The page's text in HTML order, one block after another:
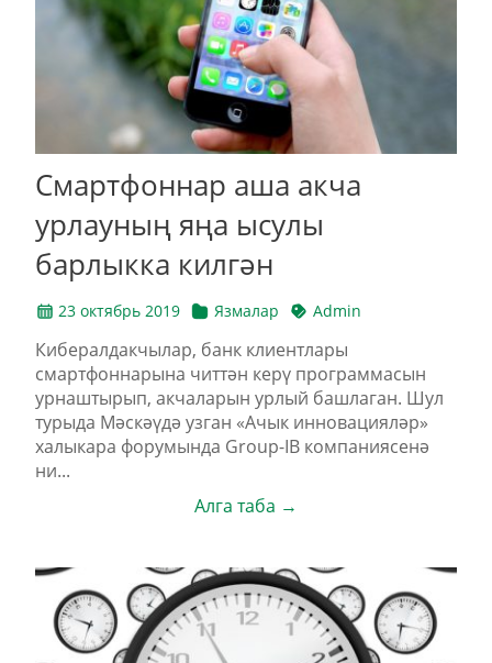
Смартфоннар аша акча
урлауның яңа ысулы
барлыкка килгән
23 октябрь 2019 Язмалар Admin
Кибералдакчылар, банк клиентлары
смартфоннарына читтән керү программасын
урнаштырып, акчаларын урлый башлаган. Шул
турыда Мәскәүдә узган «Ачык инновацияләр»
халыкара форумында Group-IB компаниясенә
ни...
Алга таба →